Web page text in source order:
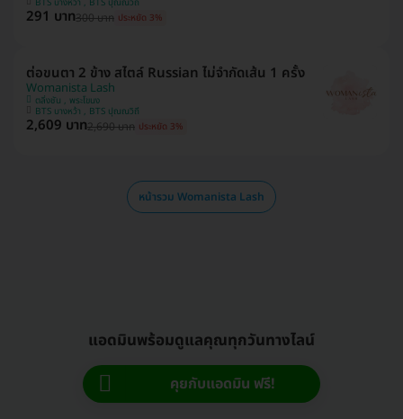
291 บาท300 บาท ประหยัด 3%
ต่อขนตา 2 ข้าง สไตล์ Russian ไม่จำกัดเส้น 1 ครั้ง
Womanista Lash
ตลิ่งชัน , พระโขนง
BTS บางหว้า , BTS ปุณณวิถี
2,609 บาท2,690 บาท ประหยัด 3%
หน้ารวม Womanista Lash
แอดมินพร้อมดูแลคุณทุกวันทางไลน์
คุยกับแอดมิน ฟรี!